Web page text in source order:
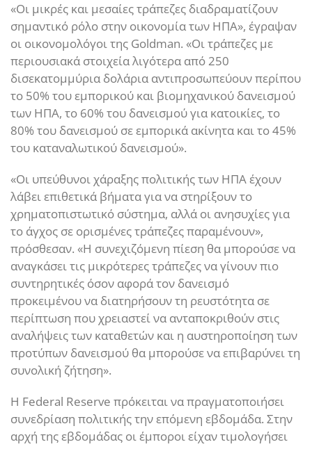
«Οι μικρές και μεσαίες τράπεζες διαδραματίζουν
σημαντικό ρόλο στην οικονομία των ΗΠΑ», έγραψαν
οι οικονομολόγοι της Goldman. «Οι τράπεζες με
περιουσιακά στοιχεία λιγότερα από 250
δισεκατομμύρια δολάρια αντιπροσωπεύουν περίπου
το 50% του εμπορικού και βιομηχανικού δανεισμού
των ΗΠΑ, το 60% του δανεισμού για κατοικίες, το
80% του δανεισμού σε εμπορικά ακίνητα και το 45%
του καταναλωτικού δανεισμού».
«Οι υπεύθυνοι χάραξης πολιτικής των ΗΠΑ έχουν
λάβει επιθετικά βήματα για να στηρίξουν το
χρηματοπιστωτικό σύστημα, αλλά οι ανησυχίες για
το άγχος σε ορισμένες τράπεζες παραμένουν»,
πρόσθεσαν. «Η συνεχιζόμενη πίεση θα μπορούσε να
αναγκάσει τις μικρότερες τράπεζες να γίνουν πιο
συντηρητικές όσον αφορά τον δανεισμό
προκειμένου να διατηρήσουν τη ρευστότητα σε
περίπτωση που χρειαστεί να ανταποκριθούν στις
αναλήψεις των καταθετών και η αυστηροποίηση των
προτύπων δανεισμού θα μπορούσε να επιβαρύνει τη
συνολική ζήτηση».
Η Federal Reserve πρόκειται να πραγματοποιήσει
συνεδρίαση πολιτικής την επόμενη εβδομάδα. Στην
αρχή της εβδομάδας οι έμποροι είχαν τιμολογήσει